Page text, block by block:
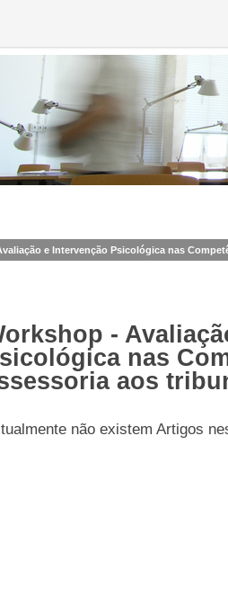
e Intervenção Psicológica nas
-
nas
aos
não existem Artigos